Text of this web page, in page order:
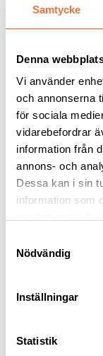
Samtycke
Denna
Vi använder
och annonserna
för sociala
vidarebefordrar
information från
annons- och
Dessa kan i sin
information som
Nödvändig
Inställningar
Statistik
Artero Tango
Collection Kam
139kr